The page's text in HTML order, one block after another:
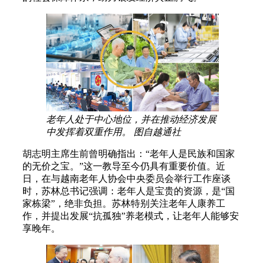
老年人处于中心地位，并在推动经济发展
中发挥着双重作用。 图自越通社
胡志明主席生前曾明确指出：“老年人是民族和国家
的无价之宝。”这一教导至今仍具有重要价值。近
日，在与越南老年人协会中央委员会举行工作座谈
时，苏林总书记强调：老年人是宝贵的资源，是“国
家栋梁”，绝非负担。苏林特别关注老年人康养工
作，并提出发展“抗孤独”养老模式，让老年人能够安
享晚年。